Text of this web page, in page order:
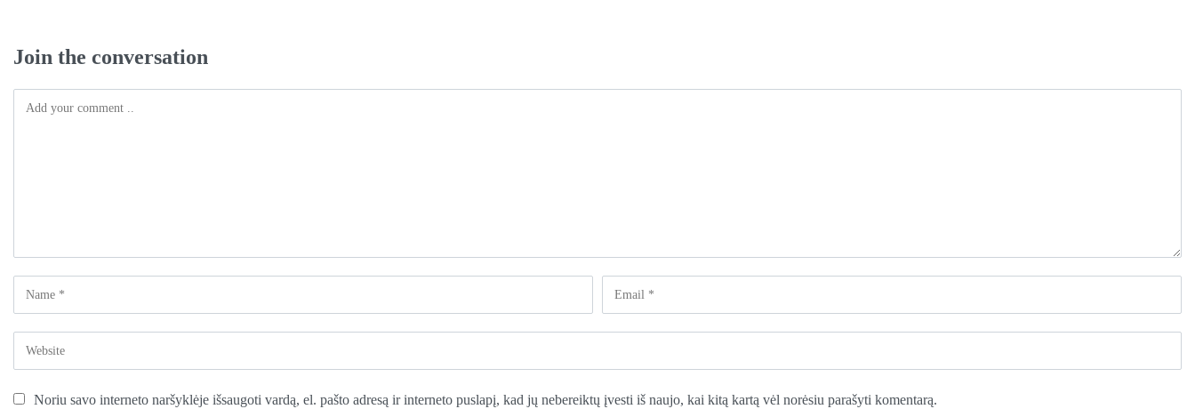
Join the conversation
Noriu savo interneto naršyklėje išsaugoti vardą, el. pašto adresą ir interneto puslapį, kad jų nebereiktų įvesti iš naujo, kai kitą kartą vėl norėsiu parašyti komentarą.